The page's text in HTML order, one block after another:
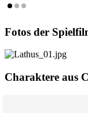
Fotos der
Charaktere aus